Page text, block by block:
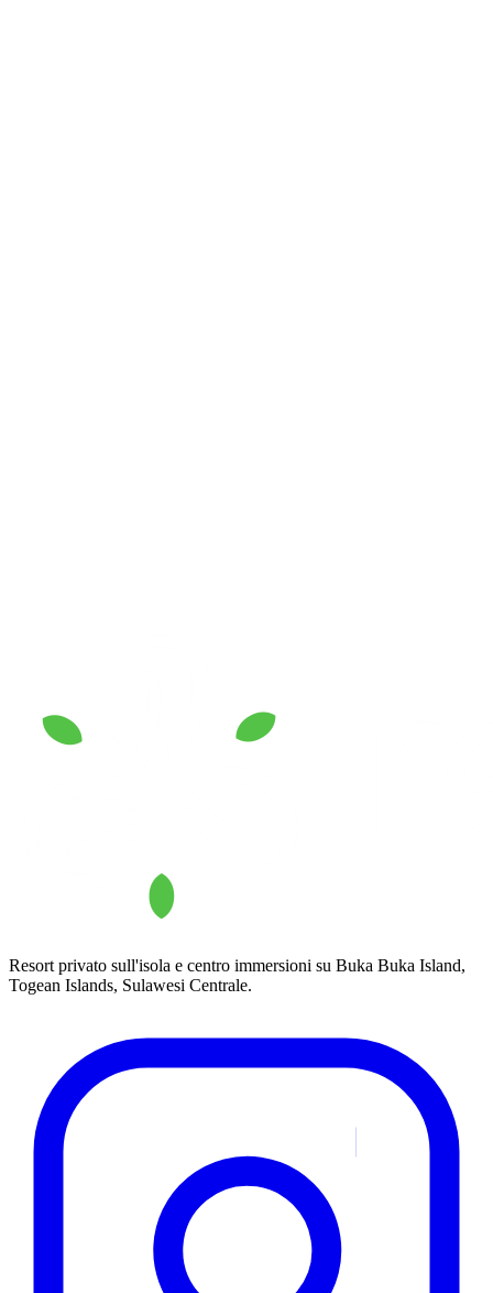
Resort privato sull'isola e centro immersioni su Buka Buka Island,
Togean Islands, Sulawesi Centrale.